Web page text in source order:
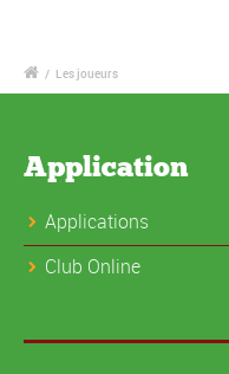
/ Les joueurs
Application
Applications
Club Online